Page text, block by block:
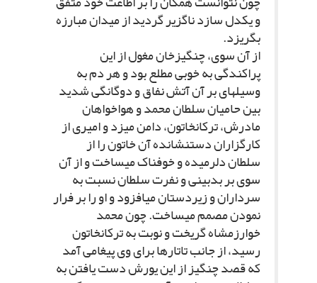
و یکدل سازد ناگزیر گردید از میدان مبارزه
بگریزد.
از آن سوى، چنگیزخان مغول از این
پراکندگى به خوبى مطلع بود و هر دم به
وسیله‏اى بر آن آتش نفاق و دوگانگى شدید
بین حامیان سلطان محمد و هواخواهان
مادرش، ترکان‏خاتون، دامن مى‏زد و امیرى از
کارگزاران دست‏نشانده آن خاتون را از
سلطان دل‏رمیده و خوفناک مى‏ساخت و از آن
سوى بر بدبینى و نفرت سلطان نسبت به
سرداران و زیردستان مى‏افزود و او را بر فرار
نمودن مصمم مى‏ساخت. چون محمد
خوارزمشاه گریخت و نوبت به ترکان‏خاتون
رسید، از جانب تاتارها براى وى پیغامى آمد
که قصد چنگیز از این یورش دست یافتن به